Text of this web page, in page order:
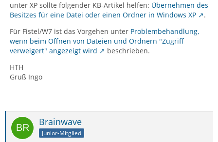
unter XP sollte folgender KB-Artikel helfen: Übernehmen des
Besitzes für eine Datei oder einen Ordner in Windows XP
.
Für Fistel/W7 ist das Vorgehen unter Problembehandlung,
wenn beim Öffnen von Dateien und Ordnern "Zugriff
verweigert" angezeigt wird
beschrieben.
HTH
Gruß Ingo
Brainwave
Junior-Mitglied